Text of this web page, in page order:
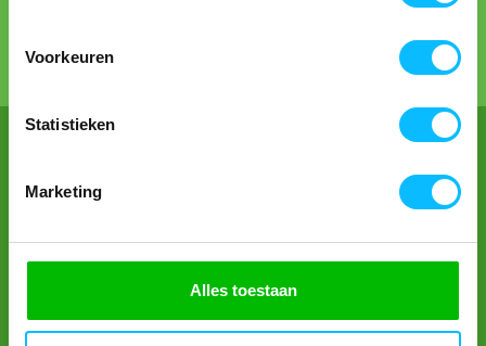
Voorkeuren
Statistieken
Marketing
Alles toestaan
Bedruk- en borduurservice
Contact
Openingstijden